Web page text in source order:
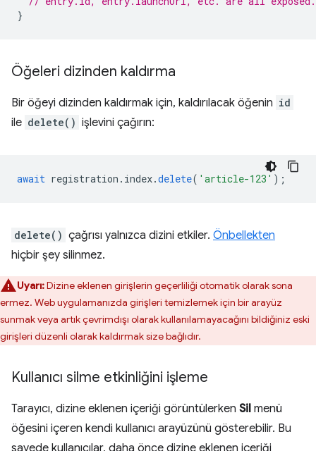
}
Öğeleri dizinden kaldırma
Bir öğeyi dizinden kaldırmak için, kaldırılacak öğenin id
ile delete() işlevini çağırın:
await registration . index.delete( 'article-123' );
delete() çağrısı yalnızca dizini etkiler. Önbellekten
hiçbir şey silinmez.
Uyarı:Dizine eklenen girişlerin geçerliliği otomatik olarak sona
ermez. Web uygulamanızda girişleri temizlemek için bir arayüz
sunmak veya artık çevrimdışı olarak kullanılamayacağını bildiğiniz eski
girişleri düzenli olarak kaldırmak size bağlıdır.
Kullanıcı silme etkinliğini işleme
Tarayıcı, dizine eklenen içeriği görüntülerken Sil menü
öğesini içeren kendi kullanıcı arayüzünü gösterebilir. Bu
sayede kullanıcılar, daha önce dizine eklenen içeriği